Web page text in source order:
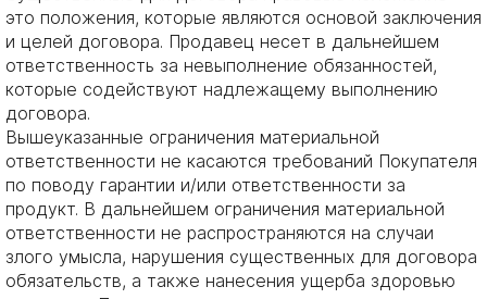
это положения, которые являются основой заключения
и целей договора. Продавец несет в дальнейшем
ответственность за невыполнение обязанностей,
которые содействуют надлежащему выполнению
договора.
Вышеуказанные ограничения материальной
ответственности не касаются требований Покупателя
по поводу гарантии и/или ответственности за
продукт. В дальнейшем ограничения материальной
ответственности не распространяются на случаи
злого умысла, нарушения существенных для договора
обязательств, а также нанесения ущерба здоровью